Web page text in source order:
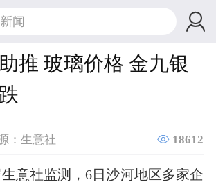

推 玻璃价格 金九银
：生意社  18612
生意社监测，6日沙河地区多家企